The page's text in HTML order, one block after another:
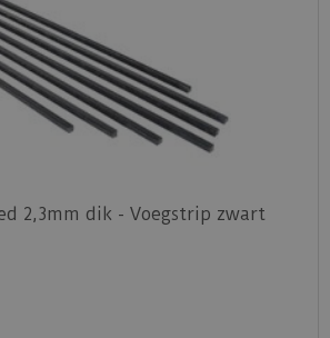
2,3mm dik - Voegstrip zwart